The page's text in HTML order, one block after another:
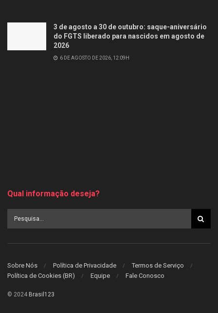
3 de agosto a 30 de outubro: saque-aniversário
do FGTS liberado para nascidos em agosto de
2026
6 DE AGOSTO DE 2026, 12:09H
Qual informação deseja?
Sobre Nós Política de Privacidade
Termos de Serviço
Política de Cookies (BR)
Equipe Fale Conosco
© 2024 Brasil123